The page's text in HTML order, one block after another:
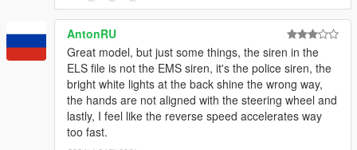
AntonRU
Great model, but just some things, the siren in the
ELS file is not the EMS siren, it's the police siren, the
bright white lights at the back shine the wrong way,
the hands are not aligned with the steering wheel and
lastly, I feel like the reverse speed accelerates way
too fast.